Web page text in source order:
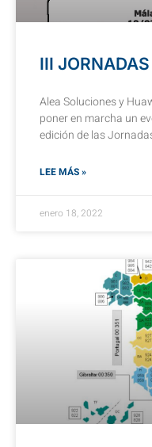
III
Alea Soluciones y
poner en marcha un
edición de las
LEE MÁS »
enero 18, 2022